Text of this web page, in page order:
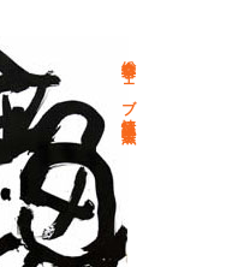
総合文学ウェブ情報誌 文学金魚